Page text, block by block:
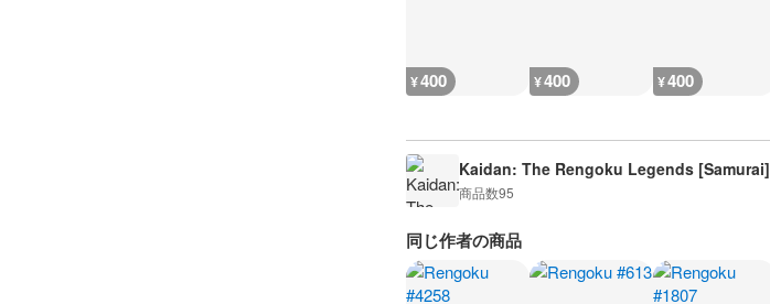
¥400 ¥400 ¥400
Kaidan: The Rengoku Legends [Samurai]
商品数95
同じ作者の商品